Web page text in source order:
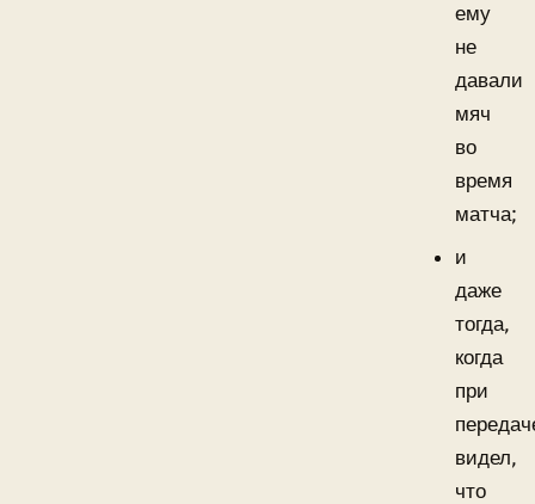
ему
не
давали
мяч
во
время
матча;
и
даже
тогда,
когда
при
видел,
что